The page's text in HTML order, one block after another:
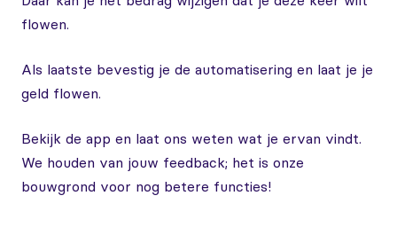
flowen.
Als laatste bevestig je de automatisering en laat je je
geld flowen.
Bekijk de app en laat ons weten wat je ervan vindt.
We houden van jouw feedback; het is onze
bouwgrond voor nog betere functies!